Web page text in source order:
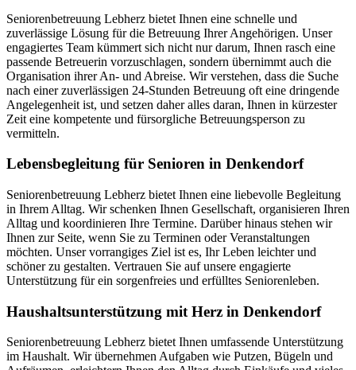
Seniorenbetreuung Lebherz bietet Ihnen eine schnelle und
zuverlässige Lösung für die Betreuung Ihrer Angehörigen. Unser
engagiertes Team kümmert sich nicht nur darum, Ihnen rasch eine
passende Betreuerin vorzuschlagen, sondern übernimmt auch die
Organisation ihrer An- und Abreise. Wir verstehen, dass die Suche
nach einer zuverlässigen 24-Stunden Betreuung oft eine dringende
Angelegenheit ist, und setzen daher alles daran, Ihnen in kürzester
Zeit eine kompetente und fürsorgliche Betreuungsperson zu
vermitteln.
Lebensbegleitung für Senioren in Denkendorf
Seniorenbetreuung Lebherz bietet Ihnen eine liebevolle Begleitung
in Ihrem Alltag. Wir schenken Ihnen Gesellschaft, organisieren Ihren
Alltag und koordinieren Ihre Termine. Darüber hinaus stehen wir
Ihnen zur Seite, wenn Sie zu Terminen oder Veranstaltungen
möchten. Unser vorrangiges Ziel ist es, Ihr Leben leichter und
schöner zu gestalten. Vertrauen Sie auf unsere engagierte
Unterstützung für ein sorgenfreies und erfülltes Seniorenleben.
Haushalts­unterstützung mit Herz in Denkendorf
Seniorenbetreuung Lebherz bietet Ihnen umfassende Unterstützung
im Haushalt. Wir übernehmen Aufgaben wie Putzen, Bügeln und